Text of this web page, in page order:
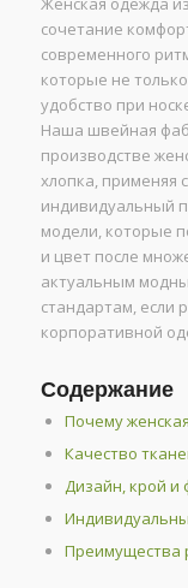
сочетание
современного
которые не
удобство при
Наша швейная
производстве
хлопка, применяя
индивидуальный
модели, которые
и цвет после
актуальным
стандартам, если
корпоративной
Содержание
Почему
Качество
Дизайн, крой и
Преимущества